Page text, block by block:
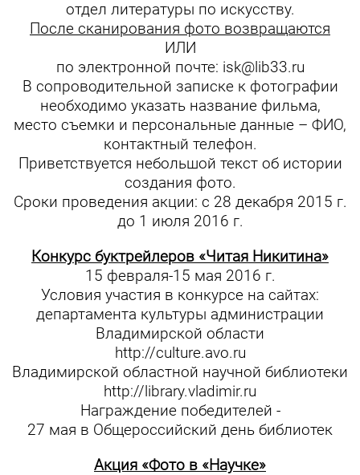
отдел литературы по искусству.
После сканирования фото возвращаются
ИЛИ
по электронной почте: isk@lib33.ru
В сопроводительной записке к фотографии
необходимо указать название фильма,
место съемки и персональные данные – ФИО,
контактный телефон.
Приветствуется небольшой текст об истории
создания фото.
Сроки проведения акции: с 28 декабря 2015 г.
до 1 июля 2016 г.
Конкурс буктрейлеров «Читая Никитина»
15 февраля-15 мая 2016 г.
Условия участия в конкурсе на сайтах:
департамента культуры администрации
Владимирской области
http://culture.avo.ru
Владимирской областной научной библиотеки
http://library.vladimir.ru
Награждение победителей -
27 мая в Общероссийский день библиотек
Акция «Фото в «Научке»